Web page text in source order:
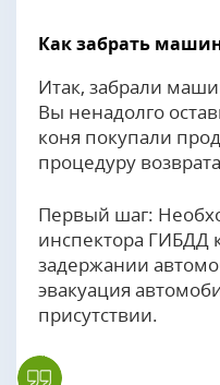
Как забрать
Итак, забрали
Вы ненадолго
коня покупали
процедуру
Первый шаг:
инспектора ГИБДД
задержании
эвакуация
присутствии.